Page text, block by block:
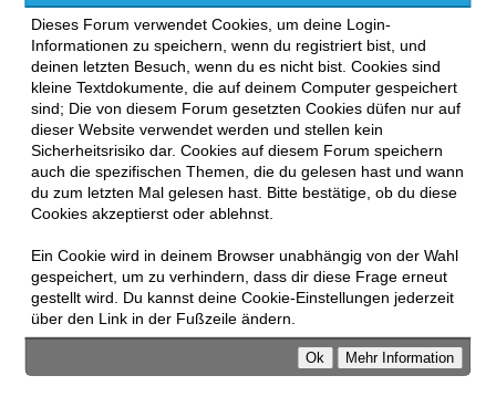
Dieses Forum verwendet Cookies, um deine Login-
Informationen zu speichern, wenn du registriert bist, und
deinen letzten Besuch, wenn du es nicht bist. Cookies sind
kleine Textdokumente, die auf deinem Computer gespeichert
sind; Die von diesem Forum gesetzten Cookies düfen nur auf
dieser Website verwendet werden und stellen kein
Sicherheitsrisiko dar. Cookies auf diesem Forum speichern
auch die spezifischen Themen, die du gelesen hast und wann
du zum letzten Mal gelesen hast. Bitte bestätige, ob du diese
Cookies akzeptierst oder ablehnst.
Ein Cookie wird in deinem Browser unabhängig von der Wahl
gespeichert, um zu verhindern, dass dir diese Frage erneut
gestellt wird. Du kannst deine Cookie-Einstellungen jederzeit
über den Link in der Fußzeile ändern.
MyBB , mobile Fassung: MyBB GoMobile
Zur Desktop-Version wechseln
This forum usesLukasz TkaczMyBB addons.